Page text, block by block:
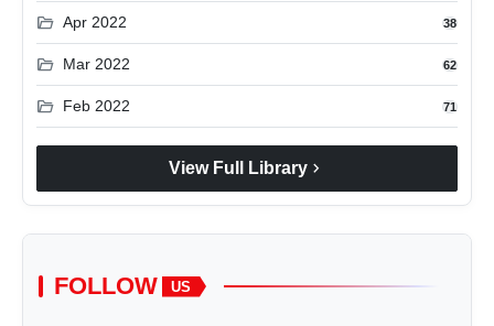
folder_open Apr 2022 38
folder_open Mar 2022 62
folder_open Feb 2022 71
View Full Library chevron_right
FOLLOW US